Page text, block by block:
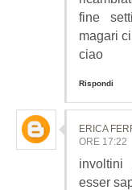
fine
magari
ciao
Rispondi
ERICA
ORE 17:22
involtini
esser